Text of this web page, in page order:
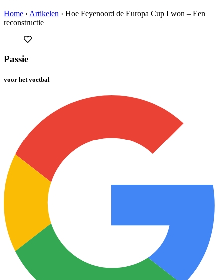
Home ›Artikelen › Hoe Feyenoord de Europa Cup I won – Een
reconstructie
Passie
voor het voetbal